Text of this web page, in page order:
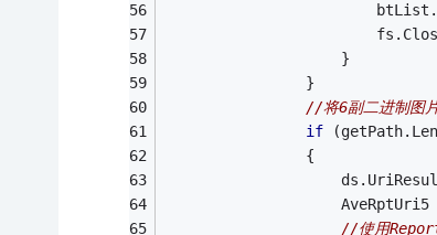
                    }
                }
//将6副二进制图
if
                {
AveRptUri5
//使用